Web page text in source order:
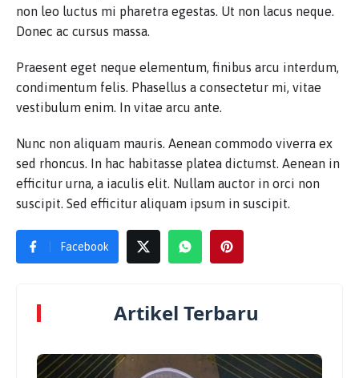
non leo luctus mi pharetra egestas. Ut non lacus neque.
Donec ac cursus massa.
Praesent eget neque elementum, finibus arcu interdum,
condimentum felis. Phasellus a consectetur mi, vitae
vestibulum enim. In vitae arcu ante.
Nunc non aliquam mauris. Aenean commodo viverra ex
sed rhoncus. In hac habitasse platea dictumst. Aenean in
efficitur urna, a iaculis elit. Nullam auctor in orci non
suscipit. Sed efficitur aliquam ipsum in suscipit.
Facebook
Artikel Terbaru